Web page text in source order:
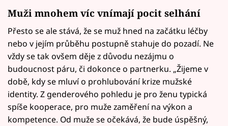
Muži mnohem víc vnímají pocit selhání
Přesto se ale stává, že se muž hned na začátku léčby
nebo v jejím průběhu postupně stahuje do pozadí. Ne
vždy se tak ovšem děje z důvodu nezájmu o
budoucnost páru, či dokonce o partnerku. „Žijeme v
době, kdy se mluví o prohlubování krize mužské
identity. Z genderového pohledu je pro ženu typická
spíše kooperace, pro muže zaměření na výkon a
kompetence. Od muže se očekává, že bude úspěšný,